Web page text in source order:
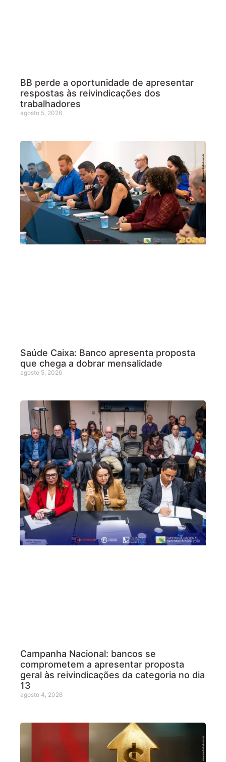
BB perde a oportunidade de apresentar
respostas às reivindicações dos
trabalhadores
agosto 5, 2026
Saúde Caixa: Banco apresenta proposta
que chega a dobrar mensalidade
agosto 5, 2026
Campanha Nacional: bancos se
comprometem a apresentar proposta
geral às reivindicações da categoria no dia
13
agosto 4, 2026